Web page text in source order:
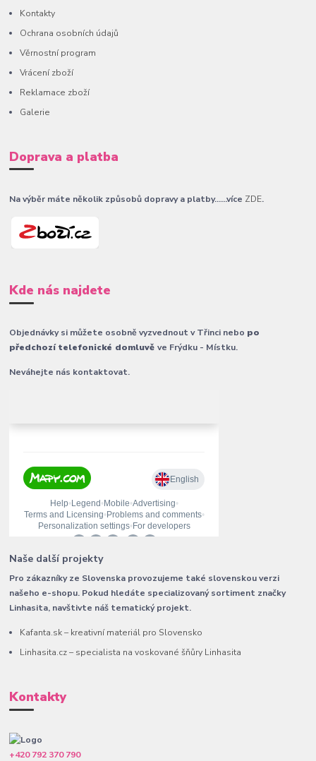
Kontakty
Ochrana osobních údajů
Věrnostní program
Vrácení zboží
Reklamace zboží
Galerie
Doprava a platba
Na výběr máte několik způsobů dopravy a platby......více ZDE.
Kde nás najdete
Objednávky si můžete osobně vyzvednout v Třinci nebo po
předchozí telefonické domluvěve Frýdku - Místku.
Neváhejte nás kontaktovat.
Naše další projekty
Pro zákazníky ze Slovenska provozujeme také slovenskou verzi
našeho e-shopu. Pokud hledáte specializovaný sortiment značky
Linhasita, navštivte náš tematický projekt.
Kafanta.sk – kreativní materiál pro Slovensko
Linhasita.cz – specialista na voskované šňůry Linhasita
Kontakty
+420 792 370 790